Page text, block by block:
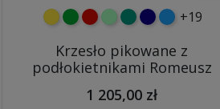
żółtyzielonyczerwony
miętowyturkusowy
granatowy
niebieski
+19
Krzesło pikowane z
podłokietnikami Romeusz
1 205,00 zł